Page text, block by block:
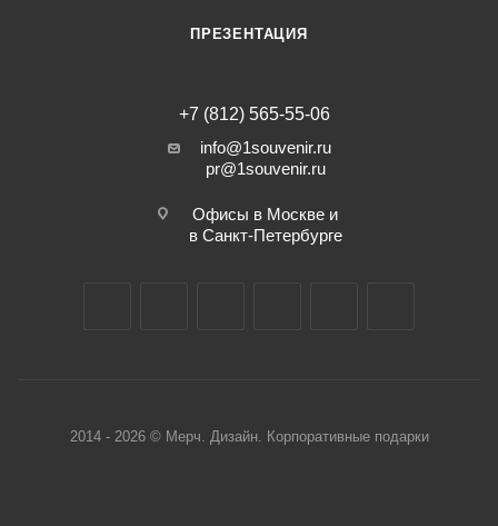
ПРЕЗЕНТАЦИЯ
+7 (812) 565-55-06
info@1souvenir.ru
pr@1souvenir.ru
Офисы в Москве и
в Санкт-Петербурге
2014 - 2026 © Мерч. Дизайн. Корпоративные подарки